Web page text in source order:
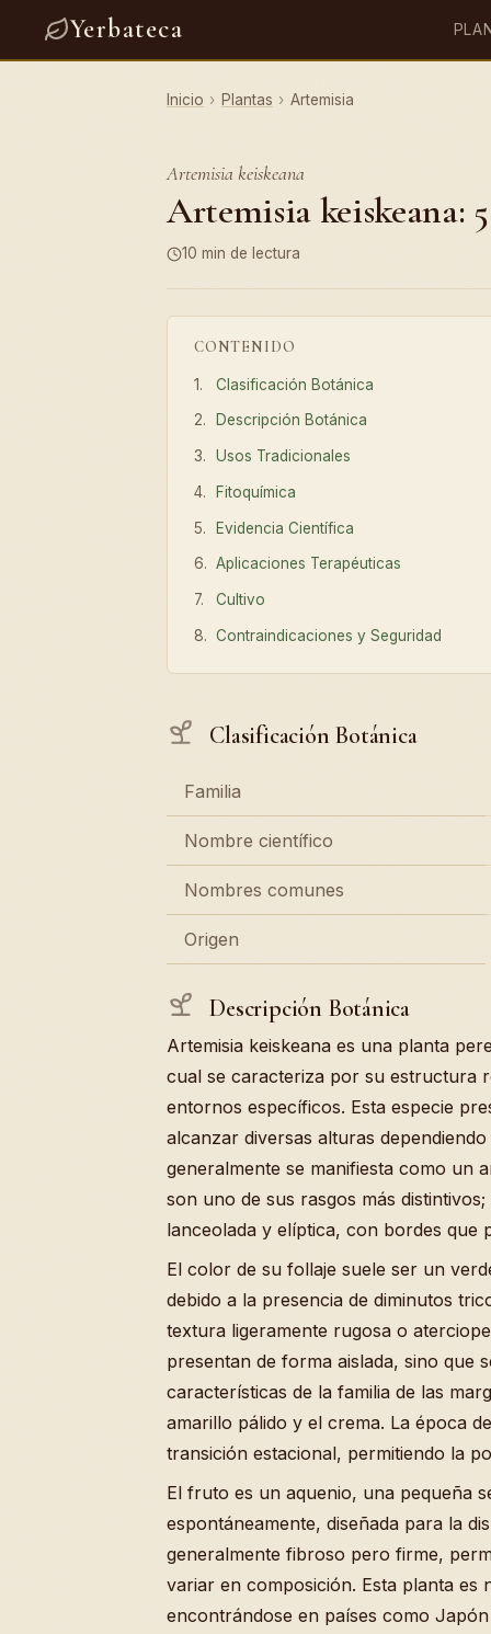
Yerbateca
Inicio › Plantas › Artemisia
Artemisia keiskeana
Artemisia keiskeana:
10 min de lectura
CONTENIDO
Clasificación Botánica
Descripción Botánica
Usos Tradicionales
Fitoquímica
Evidencia Científica
Aplicaciones Terapéuticas
Cultivo
Contraindicaciones y Seguridad
Clasificación Botánica
Familia
Nombre científico
Nombres comunes
Origen
Descripción Botánica
Artemisia keiskeana es una planta
cual se caracteriza por su estructura
entornos específicos. Esta especie
alcanzar diversas alturas
generalmente se manifiesta como un
son uno de sus rasgos más
lanceolada y elíptica, con bordes que
El color de su follaje suele ser un
debido a la presencia de diminutos
textura ligeramente rugosa o
presentan de forma aislada, sino que
características de la familia de las
amarillo pálido y el crema. La época
transición estacional, permitiendo la
El fruto es un aquenio, una pequeña
espontáneamente, diseñada para la
generalmente fibroso pero firme,
variar en composición. Esta planta es
encontrándose en países como